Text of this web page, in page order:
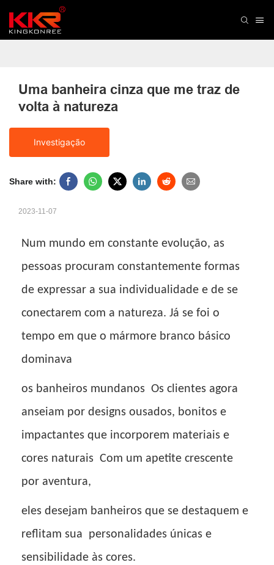
Uma banheira cinza que me traz de
volta à natureza
Investigação
Share with:
2023-11-07
Num mundo em constante evolução, as
pessoas procuram constantemente formas
de expressar a sua individualidade e de se
conectarem com a natureza. Já se foi o
tempo em que o mármore branco básico
dominava
os banheiros mundanos Os clientes agora
anseiam por designs ousados, bonitos e
impactantes que incorporem materiais e
cores naturais Com um apetite crescente
por aventura,
eles desejam banheiros que se destaquem e
reflitam sua personalidades únicas e
sensibilidade às cores.